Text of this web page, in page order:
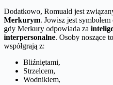
Dodatkowo, Romuald jest
Merkurym. Jowisz jest symbolem
gdy Merkury odpowiada za
interpersonalne. Osoby noszące
współgrają z:
Bliźniętami,
Strzelcem,
Wodnikiem,